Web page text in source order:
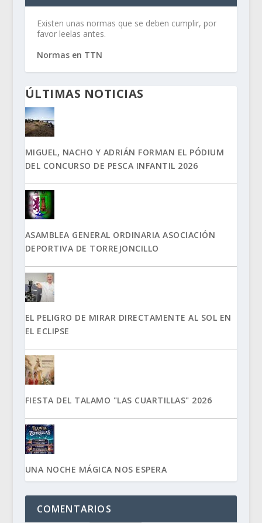
Existen unas normas que se deben cumplir, por
favor leelas antes.
Normas en TTN
ÚLTIMAS NOTICIAS
MIGUEL, NACHO Y ADRIÁN FORMAN EL PÓDIUM
DEL CONCURSO DE PESCA INFANTIL 2026
ASAMBLEA GENERAL ORDINARIA ASOCIACIÓN
DEPORTIVA DE TORREJONCILLO
EL PELIGRO DE MIRAR DIRECTAMENTE AL SOL EN
EL ECLIPSE
FIESTA DEL TALAMO "LAS CUARTILLAS" 2026
UNA NOCHE MÁGICA NOS ESPERA
COMENTARIOS